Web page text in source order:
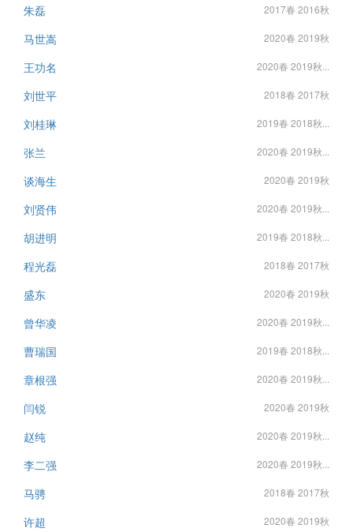
朱磊 2017春 2016秋
马世嵩 2020春 2019秋
王功名 2020春 2019秋...
刘世平 2018春 2017秋
刘桂琳 2019春 2018秋...
张兰 2020春 2019秋...
谈海生 2020春 2019秋
刘贤伟 2020春 2019秋...
胡进明 2019春 2018秋...
程光磊 2018春 2017秋
盛东 2020春 2019秋
曾华凌 2020春 2019秋...
曹瑞国 2019春 2018秋...
章根强 2020春 2019秋...
闫锐 2020春 2019秋
赵纯 2020春 2019秋...
李二强 2020春 2019秋...
马骋 2018春 2017秋
许超 2020春 2019秋